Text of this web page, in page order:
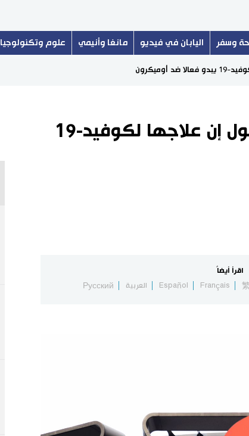
وسفر اليابان في فيديو مانغا وأنيمي علوم وتكنولوجيا
أوميكرون
جي.إس.كيه البريطانية تقول إن علاجها لكوفيد-19
اقرأ أيضاً
Français
Español العربية Русский